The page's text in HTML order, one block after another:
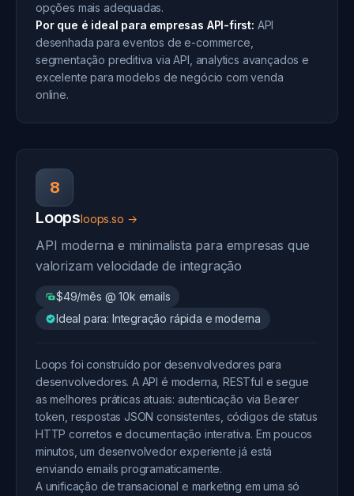
opções mais adequadas.
Por que é ideal para empresas API-first: API
desenhada para eventos de e-commerce,
segmentação preditiva via API, analytics avançados e
excelente para modelos de negócio com venda
online.
8
Loopsloops.so →
API moderna e minimalista para empresas que
valorizam velocidade de integração
$49/mês @ 10k emails
Ideal para: Integração rápida e moderna
Loops foi construído por desenvolvedores para
desenvolvedores. A API é moderna, RESTful e segue
as melhores práticas atuais: autenticação via Bearer
token, respostas JSON consistentes, códigos de status
HTTP corretos e documentação interativa. Em poucos
minutos, um desenvolvedor experiente já está
enviando emails programaticamente.
A unificação de transacional e marketing em uma só